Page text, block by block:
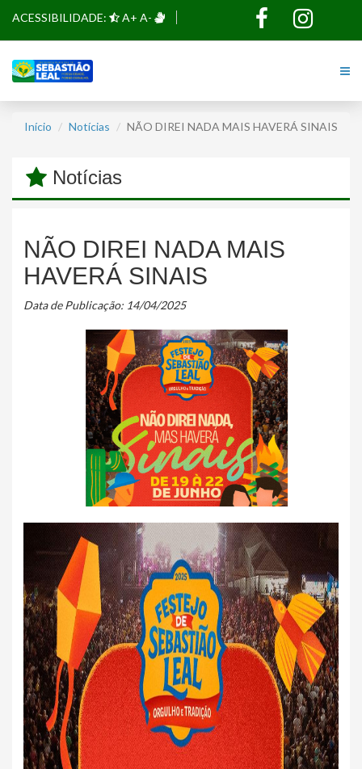
ACESSIBILIDADE: A+ A-
Início Notícias NÃO DIREI NADA MAIS HAVERÁ SINAIS
Notícias
NÃO DIREI NADA MAIS
HAVERÁ SINAIS
Data de Publicação: 14/04/2025